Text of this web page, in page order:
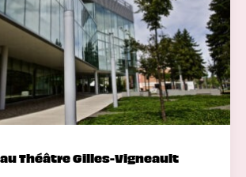
Théâtre Gilles-Vigneault